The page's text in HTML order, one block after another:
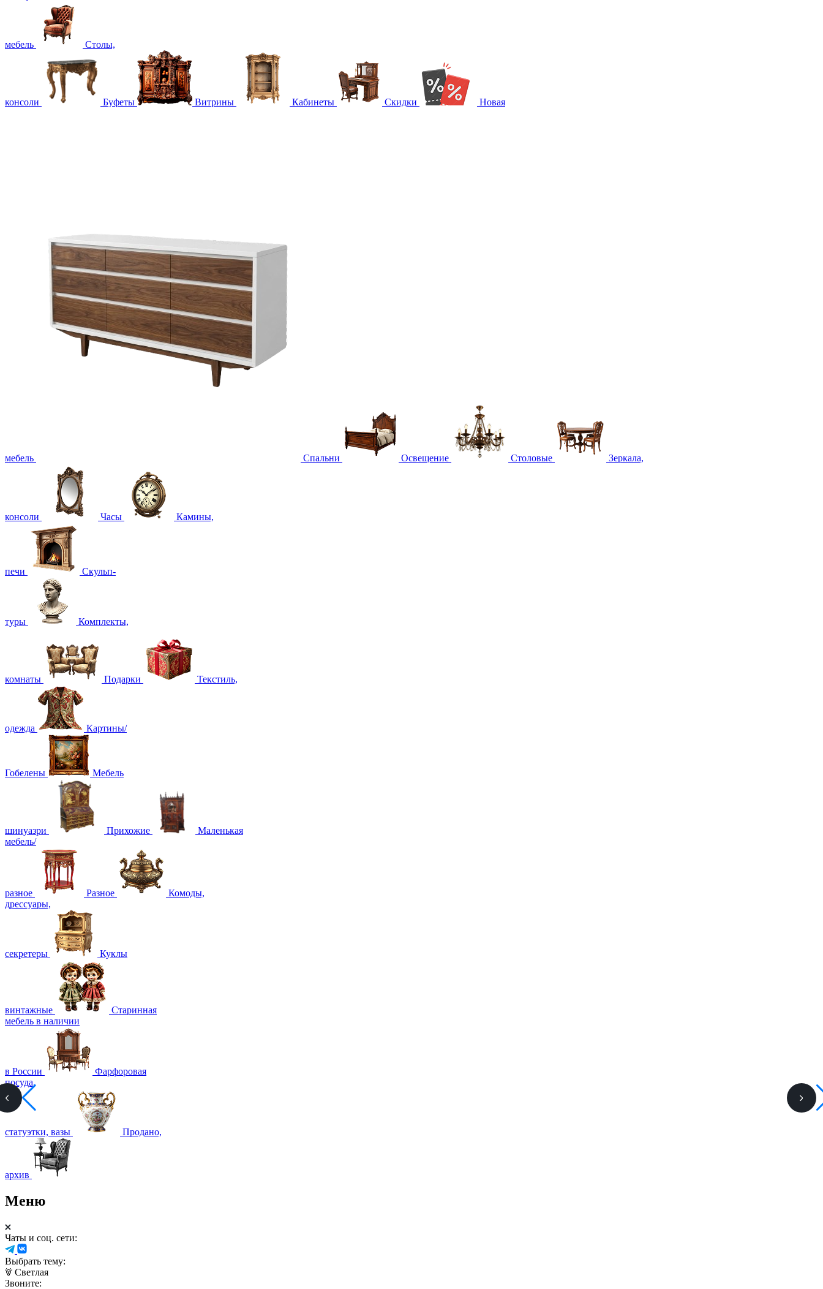
мебель Столы,
консоли Буфеты Витрины Кабинеты Скидки Новая
мебель Спальни Освещение Столовые Зеркала,
консоли Часы Камины,
печи Скульп-
туры Комплекты,
комнаты Подарки Текстиль,
одежда Картины/
Гобелены Мебель
шинуазри Прихожие
Маленькая
мебель/
разное Разное
Комоды,
дрессуары,
секретеры Куклы
винтажные
Старинная
мебель в наличии
в России
Фарфоровая
посуда,
статуэтки, вазы Продано,
архив
Меню
Чаты и соц. сети:
Выбрать тему:
Светлая
Звоните: